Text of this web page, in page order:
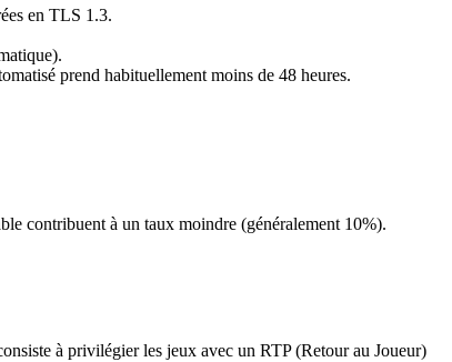
en TLS 1.3.
prend habituellement moins de 48 heures.
contribuent à un taux moindre (généralement 10%).
à privilégier les jeux avec un RTP (Retour au Joueur)